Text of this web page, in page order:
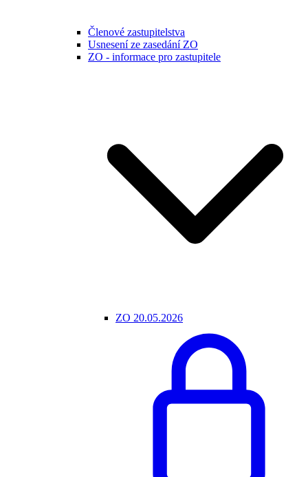
Členové zastupitelstva
Usnesení ze zasedání ZO
ZO - informace pro zastupitele
ZO 20.05.2026